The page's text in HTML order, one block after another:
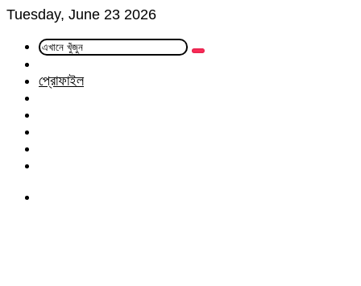
Tuesday, June 23 2026
এখানে
Article
প্রোফাইল